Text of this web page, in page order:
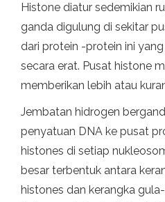
Histone diatur sedemikian
ganda digulung di sekitar
dari protein -protein ini
secara erat. Pusat histone
memberikan lebih atau
Jembatan hidrogen
penyatuan DNA ke pusat
histones di setiap
besar terbentuk antara
histones dan kerangka